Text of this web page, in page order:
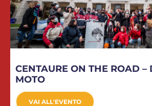
CENTAURE ON THE ROAD –
MOTO
VAI ALL'EVENTO